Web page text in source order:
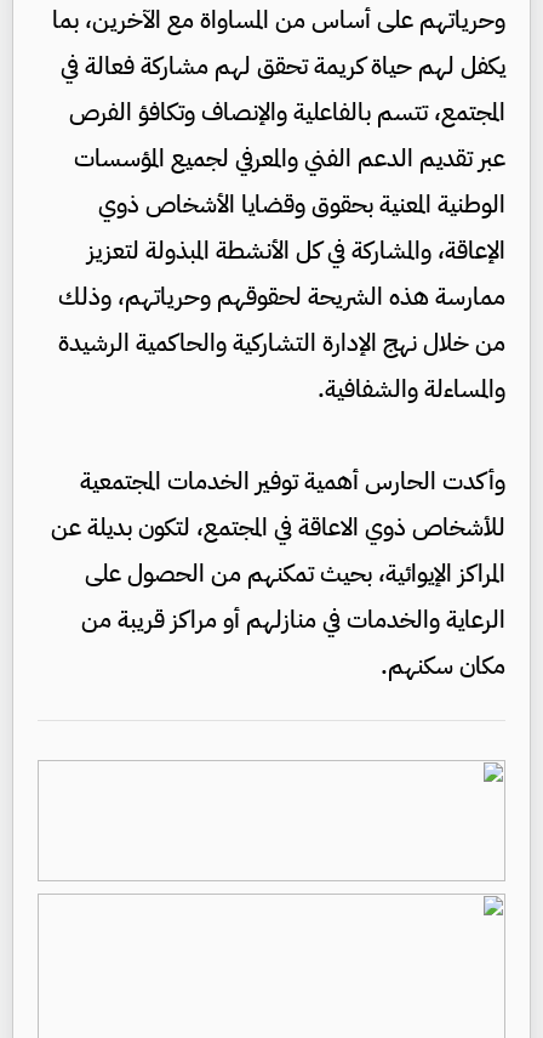
وحرياتهم على أساس من المساواة مع الآخرين، بما
يكفل لهم حياة كريمة تحقق لهم مشاركة فعالة في
المجتمع، تتسم بالفاعلية والإنصاف وتكافؤ الفرص
عبر تقديم الدعم الفني والمعرفي لجميع المؤسسات
الوطنية المعنية بحقوق وقضايا الأشخاص ذوي
الإعاقة، والمشاركة في كل الأنشطة المبذولة لتعزيز
ممارسة هذه الشريحة لحقوقهم وحرياتهم، وذلك
من خلال نهج الإدارة التشاركية والحاكمية الرشيدة
والمساءلة والشفافية.
وأكدت الحارس أهمية توفير الخدمات المجتمعية
للأشخاص ذوي الاعاقة في المجتمع، لتكون بديلة عن
المراكز الإيوائية، بحيث تمكنهم من الحصول على
الرعاية والخدمات في منازلهم أو مراكز قريبة من
مكان سكنهم.